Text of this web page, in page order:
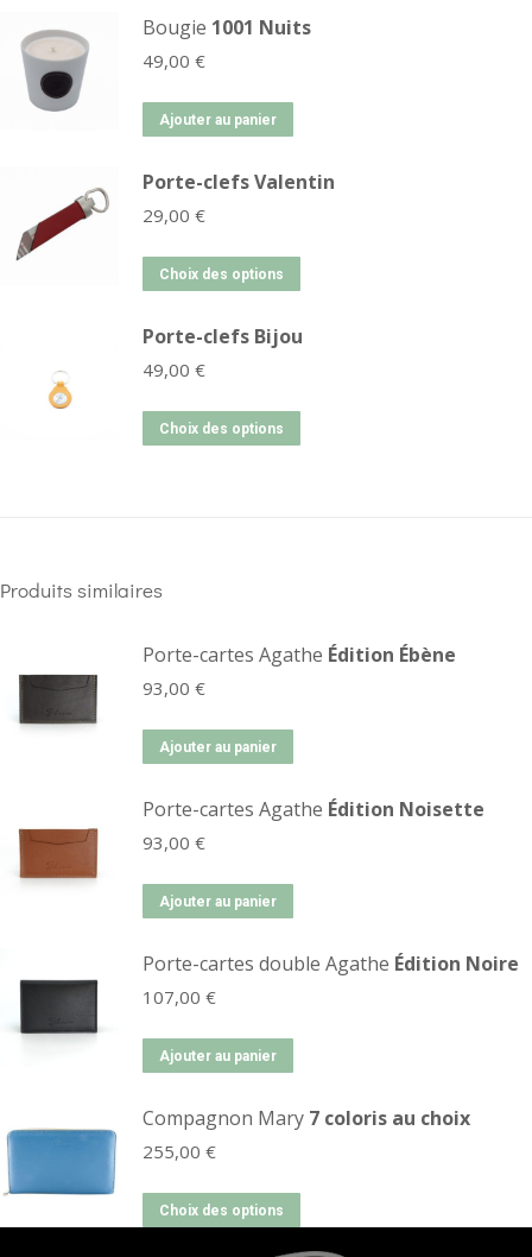
Bougie 1001 Nuits
49,00 €
Ajouter au panier
Porte-clefs Valentin
29,00 €
Choix des options
Porte-clefs Bijou
49,00 €
Choix des options
Produits similaires
Porte-cartes Agathe Édition Ébène
93,00 €
Ajouter au panier
Porte-cartes Agathe Édition Noisette
93,00 €
Ajouter au panier
Porte-cartes double Agathe Édition Noire
107,00 €
Ajouter au panier
Compagnon Mary 7 coloris au choix
255,00 €
Choix des options